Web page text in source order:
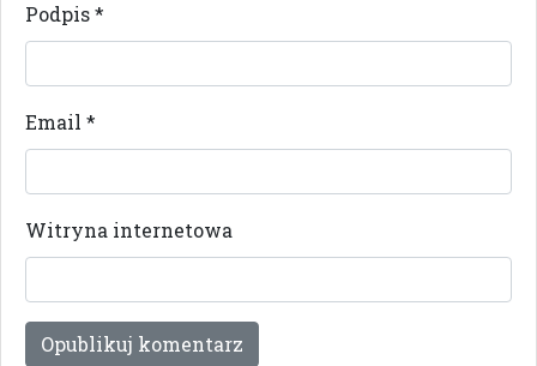
Podpis*
Email *
Witryna internetowa